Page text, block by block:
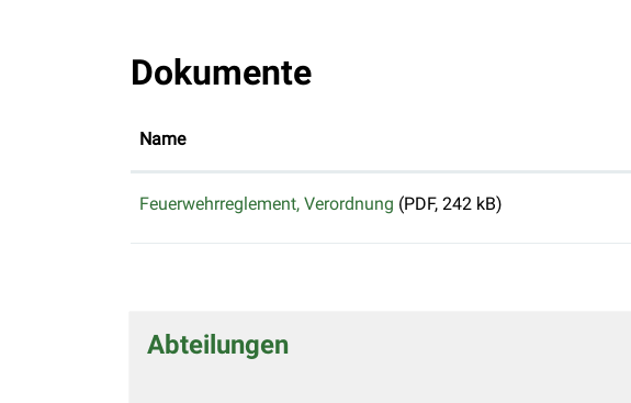
Dokumente
Name
Feuerwehrreglement, Verordnung (PDF, 242 kB)
Abteilungen